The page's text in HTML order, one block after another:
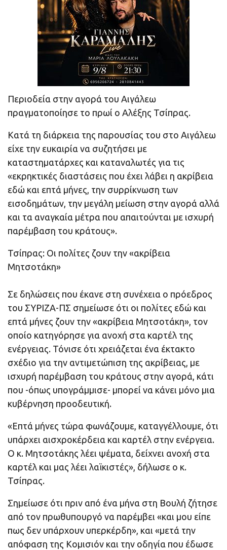
Περιοδεία στην αγορά του Αιγάλεω
πραγματοποίησε το πρωί ο Αλέξης Τσίπρας.
Κατά τη διάρκεια της παρουσίας του στο Αιγάλεω
είχε την ευκαιρία να συζητήσει με
καταστηματάρχες και καταναλωτές για τις
«εκρηκτικές διαστάσεις που έχει λάβει η ακρίβεια
εδώ και επτά μήνες, την συρρίκνωση των
εισοδημάτων, την μεγάλη μείωση στην αγορά αλλά
και τα αναγκαία μέτρα που απαιτούνται με ισχυρή
παρέμβαση του κράτους».
Τσίπρας: Οι πολίτες ζουν την «ακρίβεια
Μητσοτάκη»
Σε δηλώσεις που έκανε στη συνέχεια ο πρόεδρος
του ΣΥΡΙΖΑ-ΠΣ σημείωσε ότι οι πολίτες εδώ και
επτά μήνες ζουν την «ακρίβεια Μητσοτάκη», τον
οποίο κατηγόρησε για ανοχή στα καρτέλ της
ενέργειας. Τόνισε ότι χρειάζεται ένα έκτακτο
σχέδιο για την αντιμετώπιση της ακρίβειας, με
ισχυρή παρέμβαση του κράτους στην αγορά, κάτι
που -όπως υπογράμμισε- μπορεί να κάνει μόνο μια
κυβέρνηση προοδευτική.
«Επτά μήνες τώρα φωνάζουμε, καταγγέλλουμε, ότι
υπάρχει αισχροκέρδεια και καρτέλ στην ενέργεια.
Ο κ. Μητσοτάκης λέει ψέματα, δείχνει ανοχή στα
καρτέλ και μας λέει λαϊκιστές», δήλωσε ο κ.
Τσίπρας.
Σημείωσε ότι πριν από ένα μήνα στη Βουλή ζήτησε
από τον πρωθυπουργό να παρέμβει «και μου είπε
πως δεν υπάρχουν υπερκέρδη», και «μετά την
απόφαση της Κομισιόν και την οδηγία που έδωσε